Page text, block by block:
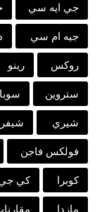
جي ايه سي
جيه ام سي
روكس رينو
ستروين
شيري
فولكس فاجن
كوبرا كي جي
مازدا